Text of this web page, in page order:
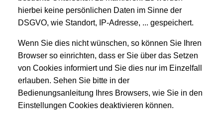
hierbei keine persönlichen Daten im Sinne der
DSGVO, wie Standort, IP-Adresse, ... gespeichert.
Wenn Sie dies nicht wünschen, so können Sie Ihren
Browser so einrichten, dass er Sie über das Setzen
von Cookies informiert und Sie dies nur im Einzelfall
erlauben. Sehen Sie bitte in der
Bedienungsanleitung Ihres Browsers, wie Sie in den
Einstellungen Cookies deaktivieren können.